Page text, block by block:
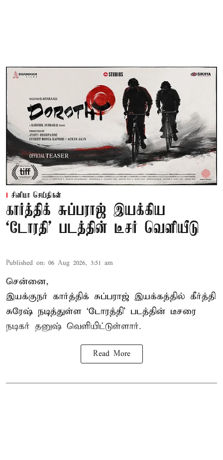
சினிமா செய்திகள்
கார்த்திக் சுப்பராஜ் இயக்கிய
`டோரதி' படத்தின் டீசர் வெளியீடு
Published on: 06 Aug 2026, 3:51 am
சென்னை,
இயக்குநர் கார்த்திக் சுப்பராஜ் இயக்கத்தில் கீர்த்தி
சுரேஷ் நடித்துள்ள `டோரத்தி' படத்தின் டீசரை
நடிகர் தனுஷ் வெளியிட்டுள்ளார்.
Read More